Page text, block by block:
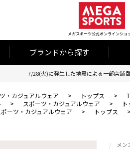
メガスポーツ公式オンラインショ
ブランドから探す
7/28(火)に発生した地震による一部店舗
・カジュアルウェア > トップス >
> スポーツ・カジュアルウェア >
ポーツ・カジュアルウェア > トップス >
メン